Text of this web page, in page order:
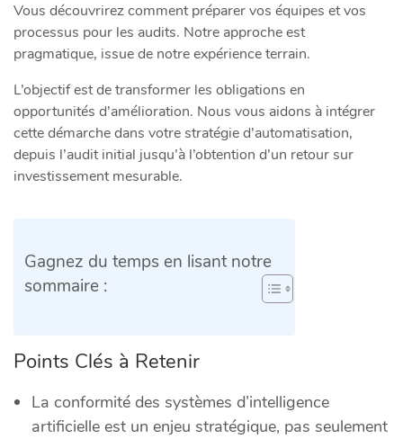
Vous découvrirez comment préparer vos équipes et vos
processus pour les audits. Notre approche est
pragmatique, issue de notre expérience terrain.
L’objectif est de transformer les obligations en
opportunités d’amélioration. Nous vous aidons à intégrer
cette démarche dans votre stratégie d’automatisation,
depuis l’audit initial jusqu’à l’obtention d’un retour sur
investissement mesurable.
Gagnez du temps en lisant notre
sommaire :
Points Clés à Retenir
La conformité des systèmes d’intelligence
artificielle est un enjeu stratégique, pas seulement